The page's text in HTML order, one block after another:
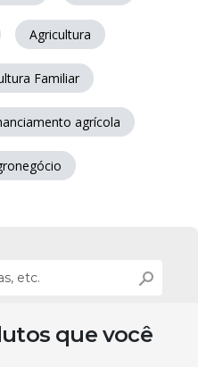
Agricultura
Familiar
agrícola
que você